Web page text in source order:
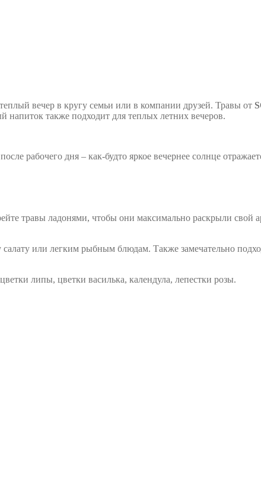
вечер в кругу семьи или в компании друзей. Травы от
также подходит для теплых летних вечеров.
рабочего дня – как-будто яркое вечернее солнце
травы ладонями, чтобы они максимально раскрыли свой
или легким рыбным блюдам. Также замечательно
липы, цветки василька, календула, лепестки розы.